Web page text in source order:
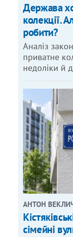
Держава
колекції.
робити?
Аналіз
приватне
недоліки й
АНТОН
сімейні